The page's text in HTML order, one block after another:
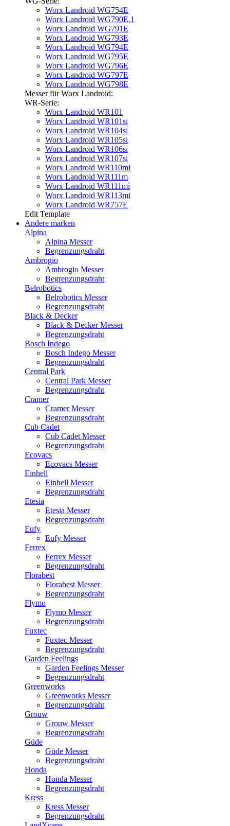
Worx Landroid WG754E
Worx Landroid WG790E.1
Worx Landroid WG791E
Worx Landroid WG793E
Worx Landroid WG794E
Worx Landroid WG795E
Worx Landroid WG796E
Worx Landroid WG797E
Worx Landroid WG798E
Messer für Worx Landroid:
WR-Serie:
Worx Landroid WR101
Worx Landroid WR101si
Worx Landroid WR104si
Worx Landroid WR105si
Worx Landroid WR106si
Worx Landroid WR107si
Worx Landroid WR110mi
Worx Landroid WR111m
Worx Landroid WR111mi
Worx Landroid WR113mi
Worx Landroid WR757E
Edit Template
Andere marken
Alpina
Alpina Messer
Begrenzungsdraht
Ambrogio
Ambrogio Messer
Begrenzungsdraht
Belrobotics
Belrobotics Messer
Begrenzungsdraht
Black & Decker
Black & Decker Messer
Begrenzungsdraht
Bosch Indego
Bosch Indego Messer
Begrenzungsdraht
Central Park
Central Park Messer
Begrenzungsdraht
Cramer
Cramer Messer
Begrenzungsdraht
Cub Cadet
Cub Cadet Messer
Begrenzungsdraht
Ecovacs
Ecovacs Messer
Einhell
Einhell Messer
Begrenzungsdraht
Etesia
Etesia Messer
Begrenzungsdraht
Eufy
Eufy Messer
Ferrex
Ferrex Messer
Begrenzungsdraht
Florabest
Florabest Messer
Begrenzungsdraht
Flymo
Flymo Messer
Begrenzungsdraht
Fuxtec
Fuxtec Messer
Begrenzungsdraht
Garden Feelings
Garden Feelings Messer
Begrenzungsdraht
Greenworks
Greenworks Messer
Begrenzungsdraht
Grouw
Grouw Messer
Begrenzungsdraht
Güde
Güde Messer
Begrenzungsdraht
Honda
Honda Messer
Begrenzungsdraht
Kress
Kress Messer
Begrenzungsdraht